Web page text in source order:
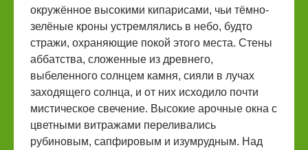
окружённое высокими кипарисами, чьи тёмно-
зелёные кроны устремлялись в небо, будто
стражи, охраняющие покой этого места. Стены
аббатства, сложенные из древнего,
выбеленного солнцем камня, сияли в лучах
заходящего солнца, и от них исходило почти
мистическое свечение. Высокие арочные окна с
цветными витражами переливались
рубиновым, сапфировым и изумрудным. Над